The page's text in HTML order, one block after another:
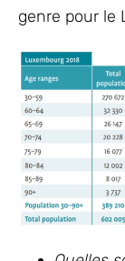
genre pour le